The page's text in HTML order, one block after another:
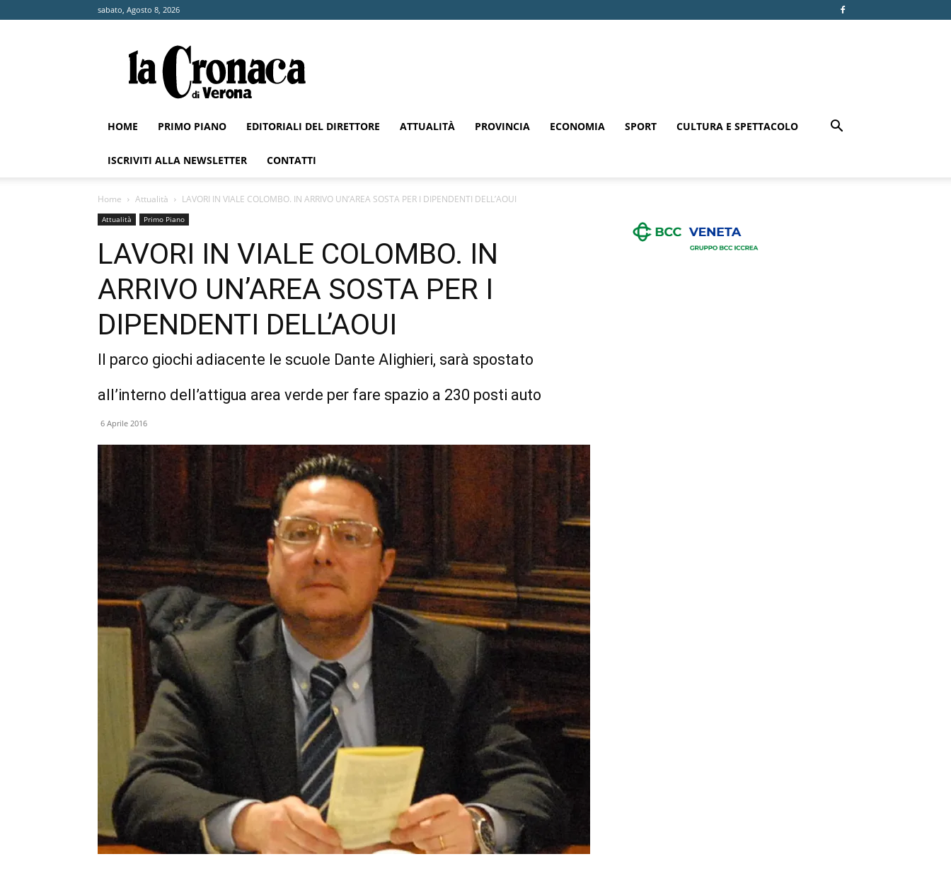
sabato, Agosto 8, 2026
Cronaca
di
Verona
HOME PRIMO PIANO EDITORIALI DEL DIRETTORE ATTUALITÀ PROVINCIA ECONOMIA SPORT CULTURA E SPETTACOLO
ISCRIVITI ALLA NEWSLETTER CONTATTI
Home Attualità LAVORI IN VIALE COLOMBO. IN ARRIVO UN’AREA SOSTA PER I DIPENDENTI DELL’AOUI
Attualità Primo Piano
LAVORI IN VIALE COLOMBO. IN
ARRIVO UN’AREA SOSTA PER I
DIPENDENTI DELL’AOUI
Il parco giochi adiacente le scuole Dante Alighieri, sarà spostato
all’interno dell’attigua area verde per fare spazio a 230 posti auto
6 Aprile 2016